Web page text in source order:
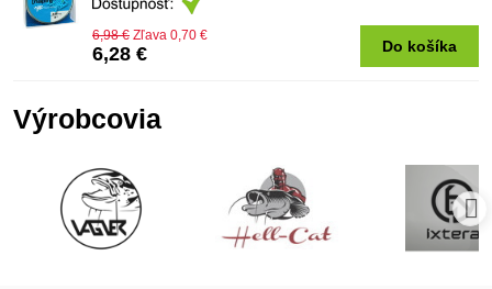
6,28 €
6,98 € Zľava 0,70 €
Do košíka
Výrobcovia